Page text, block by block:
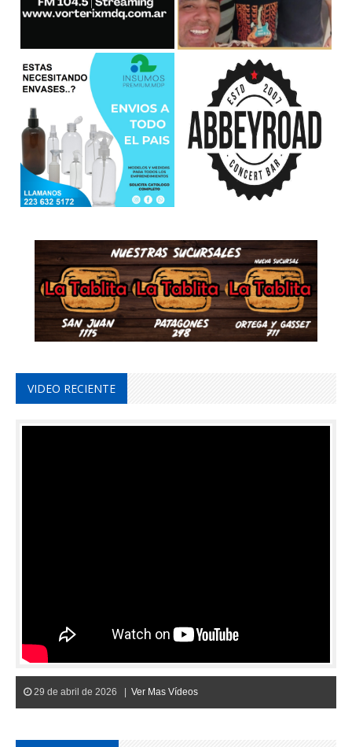
VIDEO RECIENTE
29 de abril de 2026 | Ver Mas Vídeos